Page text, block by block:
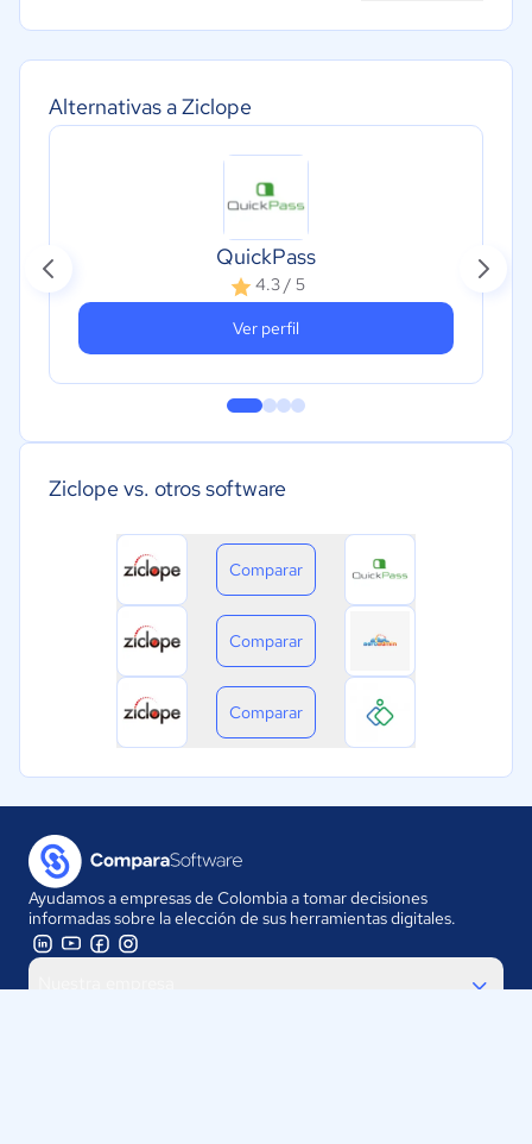
Alternativas a Ziclope
QuickPass
4.3 / 5
Ver perfil
Ziclope vs. otros software
Comparar
Comparar
Comparar
Ayudamos a empresas de Colombia a tomar decisiones
informadas sobre la elección de sus herramientas digitales.